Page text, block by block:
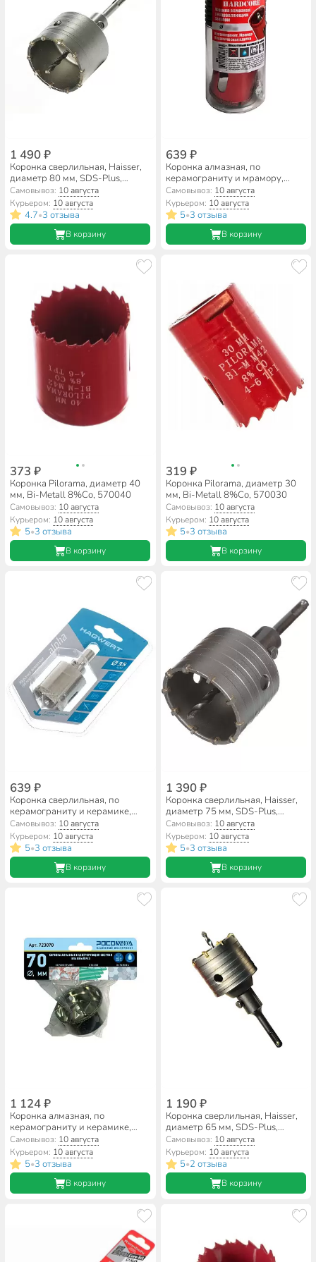
1 490 ₽
Коронка сверлильная, Haisser,
диаметр 80 мм, SDS-Plus,
HS104058
Самовывоз: 10 августа
Курьером: 10 августа
4.7•3 отзыва
В корзину
639 ₽
Коронка алмазная, по
керамограниту и мрамору,
Hardcore, диаметр 40 мм,
цилиндрический хвостовик, с
направляющим сверлом,
154040
Самовывоз: 10 августа
Курьером: 10 августа
5•3 отзыва
В корзину
373 ₽
Коронка Pilorama, диаметр 40
мм, Bi-Metall 8%Co, 570040
Самовывоз: 10 августа
Курьером: 10 августа
5•3 отзыва
В корзину
319 ₽
Коронка Pilorama, диаметр 30
мм, Bi-Metall 8%Co, 570030
Самовывоз: 10 августа
Курьером: 10 августа
5•3 отзыва
В корзину
639 ₽
Коронка сверлильная, по
керамограниту и керамике,
Hagwert, Rennbohr, диаметр 35
мм, алмазная, круглое сверло,
576235/676235
Самовывоз: 10 августа
Курьером: 10 августа
5•3 отзыва
В корзину
1 390 ₽
Коронка сверлильная, Haisser,
диаметр 75 мм, SDS-Plus,
HS104057
Самовывоз: 10 августа
Курьером: 10 августа
5•3 отзыва
В корзину
1 124 ₽
Коронка алмазная, по
керамограниту и керамике,
Росомаха, диаметр 70 мм,
цилиндрический хвостовик, с
центрирующим сверлом,
723070
Самовывоз: 10 августа
Курьером: 10 августа
5•3 отзыва
В корзину
1 190 ₽
Коронка сверлильная, Haisser,
диаметр 65 мм, SDS-Plus,
HS104054
Самовывоз: 10 августа
Курьером: 10 августа
5•2 отзыва
В корзину